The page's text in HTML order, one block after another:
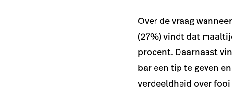
Over de vraag
(27%) vindt dat
procent. Daarnaast
bar een tip te geven
verdeeldheid over